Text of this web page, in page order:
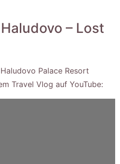
– Lost
Palace Resort
Travel Vlog auf YouTube: